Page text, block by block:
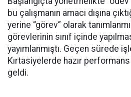
bu çalışmanın amacı dışına
yerine “görev” olarak
görevlerinin sınıf içinde
yayımlanmıştı. Geçen sürede
Kırtasiyelerde hazır
geldi.